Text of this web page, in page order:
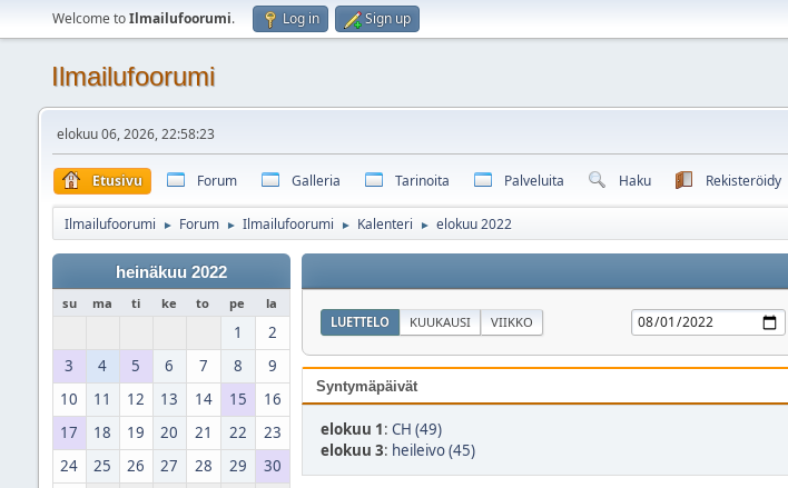
Welcome toIlmailufoorumi. Log in Sign up
Ilmailufoorumi
elokuu 06, 2026, 22:58:23
Etusivu Forum Galleria Tarinoita Palveluita Haku Rekisteröidy
Ilmailufoorumi ► Forum ► Ilmailufoorumi ► Kalenteri ► elokuu 2022
heinäkuu 2022
su ma ti ke to pe la
1
2
3
4 5 6 7 8
9
10
11 12 13 14 15
16
17
18 19 20 21 22
23
24
25 26 27 28 29
30
LUETTELO KUUKAUSI VIIKKO
Syntymäpäivät
elokuu 1: CH (49)
elokuu 3: heileivo (45)